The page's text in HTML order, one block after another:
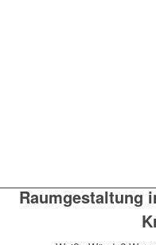
Raumgestaltung